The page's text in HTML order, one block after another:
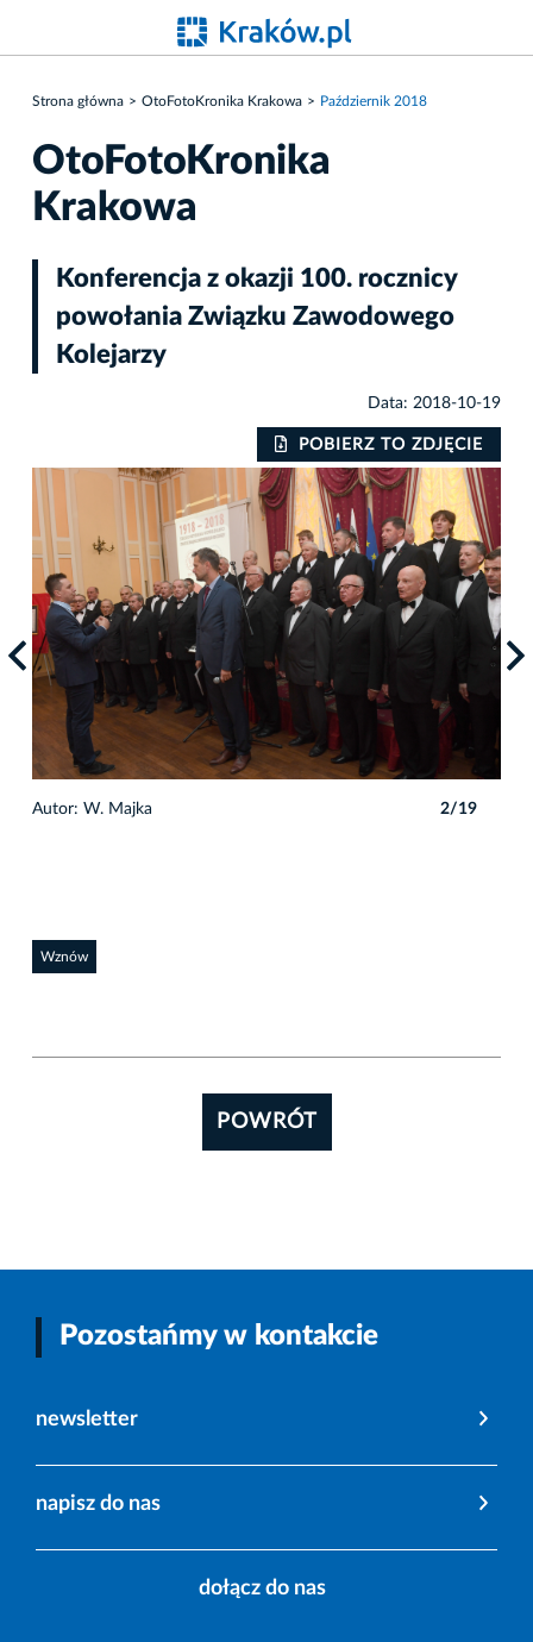
Strona główna OtoFotoKronika Krakowa Październik 2018
OtoFotoKronika
Krakowa
Konferencja z okazji 100. rocznicy
powołania Związku Zawodowego
Kolejarzy
Data: 2018-10-19
POBIERZ TO ZDJĘCIE
Autor: W. Majka 2/19
Wznów
POWRÓT
Pozostańmy w kontakcie
newsletter
napisz do nas
dołącz do nas